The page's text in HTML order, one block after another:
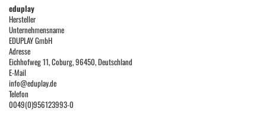
eduplay
Hersteller
Unternehmensname
EDUPLAY GmbH
Adresse
Eichhofweg 11, Coburg, 96450, Deutschland
E-Mail
info@eduplay.de
Telefon
0049(0)956123993-0